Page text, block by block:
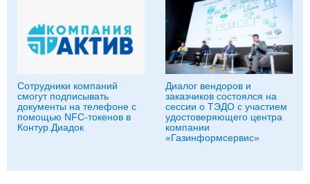
Сотрудники компаний
смогут подписывать
документы на телефоне с
помощью NFC-токенов в
Контур.Диадок
Диалог вендоров и
заказчиков состоялся на
сессии о ТЭДО с участием
удостоверяющего центра
компании
«Газинформсервис»